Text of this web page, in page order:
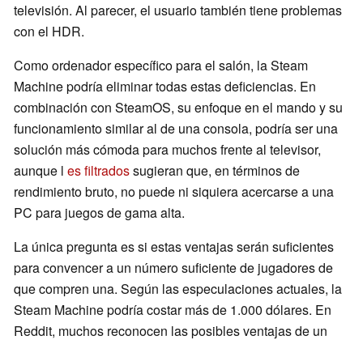
televisión. Al parecer, el usuario también tiene problemas
con el HDR.
Como ordenador específico para el salón, la Steam
Machine podría eliminar todas estas deficiencias. En
combinación con SteamOS, su enfoque en el mando y su
funcionamiento similar al de una consola, podría ser una
solución más cómoda para muchos frente al televisor,
aunque l es filtradossugieran que, en términos de
rendimiento bruto, no puede ni siquiera acercarse a una
PC para juegos de gama alta.
La única pregunta es si estas ventajas serán suficientes
para convencer a un número suficiente de jugadores de
que compren una. Según las especulaciones actuales, la
Steam Machine podría costar más de 1.000 dólares. En
Reddit, muchos reconocen las posibles ventajas de un